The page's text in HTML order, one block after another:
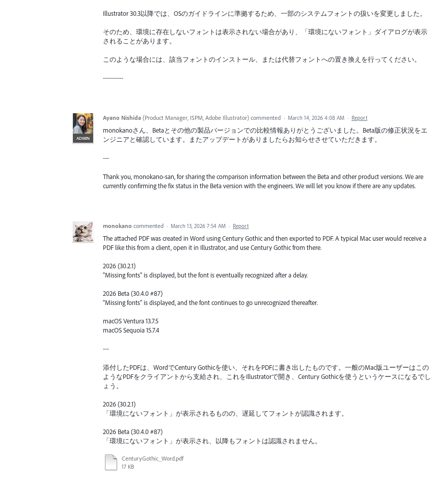
Illustrator 30.3以降では、OSのガイドラインに準拠するため、一部のシステムフォントの扱いを変更しました。
そのため、環境に存在しないフォントは表示されない場合があり、「環境にないフォント」ダイアログが表示
されることがあります。
このような場合には、該当フォントのインストール、または代替フォントへの置き換えを行ってください。
----------
ADMIN
Ayano Nishida (Product Manager, ISPM, Adobe Illustrator) commented · March 14, 2026 4:08 AM · Report
monokanoさん、Betaとその他の製品バージョンでの比較情報ありがとうございました。Beta版の修正状況をエ
ンジニアと確認しています。またアップデートがありましたらお知らせさせていただきます。
---
Thank you, monokano-san, for sharing the comparison information between the Beta and other product versions. We are
currently confirming the fix status in the Beta version with the engineers. We will let you know if there are any updates.
monokano commented · March 13, 2026 7:54 AM · Report
The attached PDF was created in Word using Century Gothic and then exported to PDF. A typical Mac user would receive a
PDF like this from a client, open it in Illustrator, and use Century Gothic from there.
2026 (30.2.1)
"Missing fonts" is displayed, but the font is eventually recognized after a delay.
2026 Beta (30.4.0 #87)
"Missing fonts" is displayed, and the font continues to go unrecognized thereafter.
macOS Ventura 13.7.5
macOS Sequoia 15.7.4
---
添付したPDFは、WordでCentury Gothicを使い、それをPDFに書き出したものです。一般のMac版ユーザーはこの
ようなPDFをクライアントから支給され、これをIllustratorで開き、Century Gothicを使うというケースになるでし
ょう。
2026 (30.2.1)
「環境にないフォント」が表示されるものの、遅延してフォントが認識されます。
2026 Beta (30.4.0 #87)
「環境にないフォント」が表示され、以降もフォントは認識されません。
CenturyGothic_Word.pdf
17 KB